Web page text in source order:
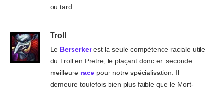
ou tard.
Troll
Le Berserkerest la seule compétence raciale utile
du Troll en Prêtre, le plaçant donc en seconde
meilleure race pour notre spécialisation. Il
demeure toutefois bien plus faible que le Mort-